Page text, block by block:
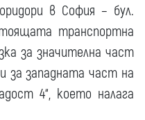
в София – бул.
транспортна
за значителна част
за западната част на
4“, което налага